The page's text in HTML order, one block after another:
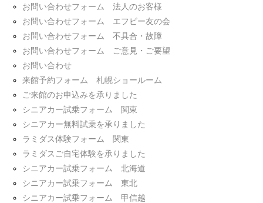
お問い合わせフォーム 法人のお客様
お問い合わせフォーム エフビー友の会
お問い合わせフォーム 不具合・故障
お問い合わせフォーム ご意見・ご要望
お問い合わせ
来館予約フォーム 札幌ショールーム
ご来館のお申込みを承りました
シニアカー試乗フォーム 関東
シニアカー無料試乗を承りました
ラミダス体験フォーム 関東
ラミダスご自宅体験を承りました
シニアカー試乗フォーム 北海道
シニアカー試乗フォーム 東北
シニアカー試乗フォーム 甲信越